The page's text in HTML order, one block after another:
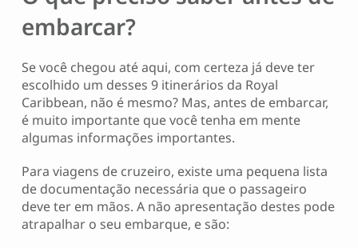
embarcar?
Se você chegou até aqui, com certeza já deve ter
escolhido um desses 9 itinerários da Royal
Caribbean, não é mesmo? Mas, antes de embarcar,
é muito importante que você tenha em mente
algumas informações importantes.
Para viagens de cruzeiro, existe uma pequena lista
de documentação necessária que o passageiro
deve ter em mãos. A não apresentação destes pode
atrapalhar o seu embarque, e são: